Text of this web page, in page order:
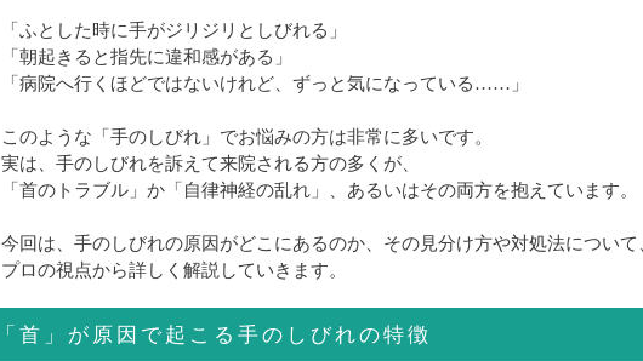
「ふとした時に手がジリジリとしびれる」
「朝起きると指先に違和感がある」
「病院へ行くほどではないけれど、ずっと気になっている……」
このような「手のしびれ」でお悩みの方は非常に多いです。
実は、手のしびれを訴えて来院される方の多くが、
「首のトラブル」か「自律神経の乱れ」、あるいはその両方を抱えています。
今回は、手のしびれの原因がどこにあるのか、その見分け方や対処法について
プロの視点から詳しく解説していきます。
「首」が原因で起こる手のしびれの特徴